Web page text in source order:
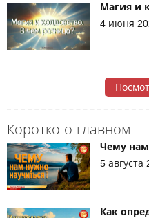
Коротко о главном
Чему нам
5 августа
Как
Магия и
4 июня